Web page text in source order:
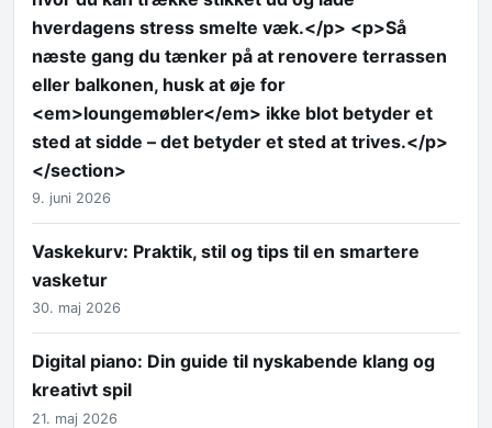
hverdagens stress smelte væk.</p> <p>Så
næste gang du tænker på at renovere terrassen
eller balkonen, husk at øje for
<em>loungemøbler</em> ikke blot betyder et
sted at sidde – det betyder et sted at trives.</p>
</section>
9. juni 2026
Vaskekurv: Praktik, stil og tips til en smartere
vasketur
30. maj 2026
Digital piano: Din guide til nyskabende klang og
kreativt spil
21. maj 2026